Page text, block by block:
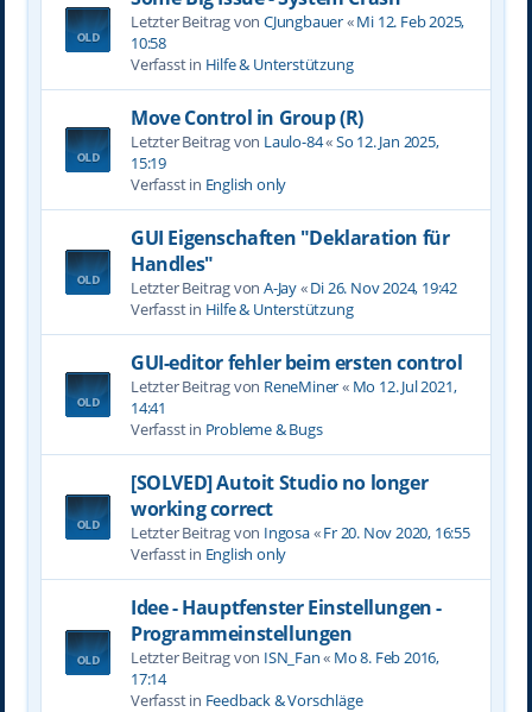
Letzter Beitrag von CJungbauer«Mi 12. Feb 2025,
10:58
Verfasst in Hilfe & Unterstützung
Move Control in Group (R)
Letzter Beitrag von Laulo-84«So 12. Jan 2025,
15:19
Verfasst in English only
GUI Eigenschaften "Deklaration für
Handles"
Letzter Beitrag von A-Jay«Di 26. Nov 2024, 19:42
Verfasst in Hilfe & Unterstützung
GUI-editor fehler beim ersten control
Letzter Beitrag von ReneMiner« Mo 12. Jul 2021,
14:41
Verfasst in Probleme & Bugs
[SOLVED] Autoit Studio no longer
working correct
Letzter Beitrag von Ingosa«Fr 20. Nov 2020, 16:55
Verfasst in English only
Idee - Hauptfenster Einstellungen -
Programmeinstellungen
Letzter Beitrag von ISN_Fan« Mo 8. Feb 2016,
17:14
Verfasst in Feedback & Vorschläge